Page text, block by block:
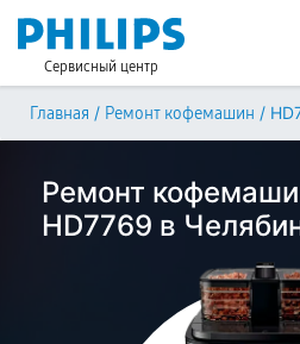
Сервисный центр
Главная / Ремонт кофемашин /
Ремонт
HD7769 в